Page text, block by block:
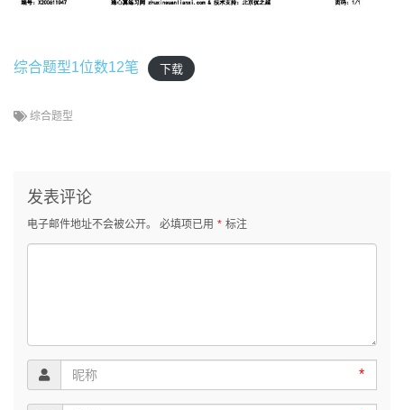
综合题型1位数12笔 下载
综合题型
发表评论
电子邮件地址不会被公开。 必填项已用 * 标注
*